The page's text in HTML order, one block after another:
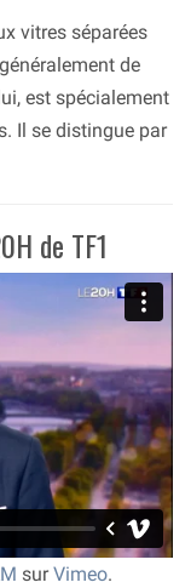
vitres séparées
de
est spécialement
Il se distingue par
de TF1
surVimeo.